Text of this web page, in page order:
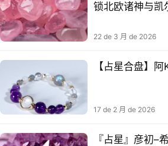
锁北欧诸神与凯
22 de 3 月 de 2026
【占星合盘】
17 de 2 月 de 2026
『占星』彦初–希